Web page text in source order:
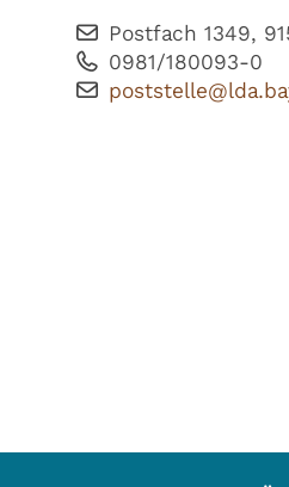
Postfach 1349,
0981/180093-0